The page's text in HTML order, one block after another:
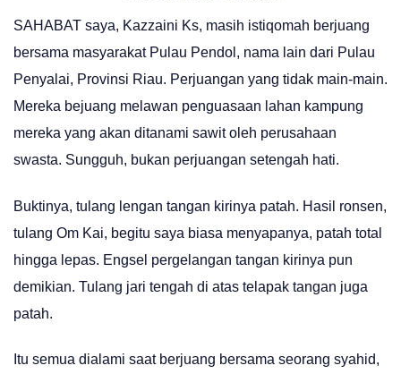
SAHABAT saya, Kazzaini Ks, masih istiqomah berjuang
bersama masyarakat Pulau Pendol, nama lain dari Pulau
Penyalai, Provinsi Riau. Perjuangan yang tidak main-main.
Mereka bejuang melawan penguasaan lahan kampung
mereka yang akan ditanami sawit oleh perusahaan
swasta. Sungguh, bukan perjuangan setengah hati.
Buktinya, tulang lengan tangan kirinya patah. Hasil ronsen,
tulang Om Kai, begitu saya biasa menyapanya, patah total
hingga lepas. Engsel pergelangan tangan kirinya pun
demikian. Tulang jari tengah di atas telapak tangan juga
patah.
Itu semua dialami saat berjuang bersama seorang syahid,